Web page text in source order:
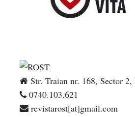
Str. Traian nr. 168, Sector
0740.103.621
revistarost[at]gmail.com